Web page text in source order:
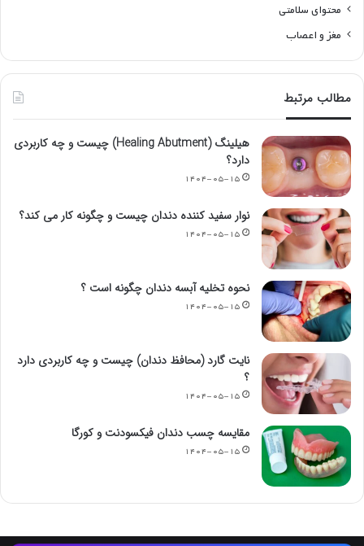
محتوای سلامتی
مغز و اعصاب
مطالب مرتبط
هیلینگ (Healing Abutment) چیست و چه کاربردی
دارد؟
۱۴۰۴-۰۵-۱۵
نوار سفید کننده دندان چیست و چگونه کار می کند؟
۱۴۰۴-۰۵-۱۵
نحوه تخلیه آبسه دندان چگونه است ؟
۱۴۰۴-۰۵-۱۵
نایت گارد (محافظ دندان) چیست و چه کاربردی دارد
؟
۱۴۰۴-۰۵-۱۵
مقایسه چسب دندان فیکسودنت و کورگا
۱۴۰۴-۰۵-۱۵